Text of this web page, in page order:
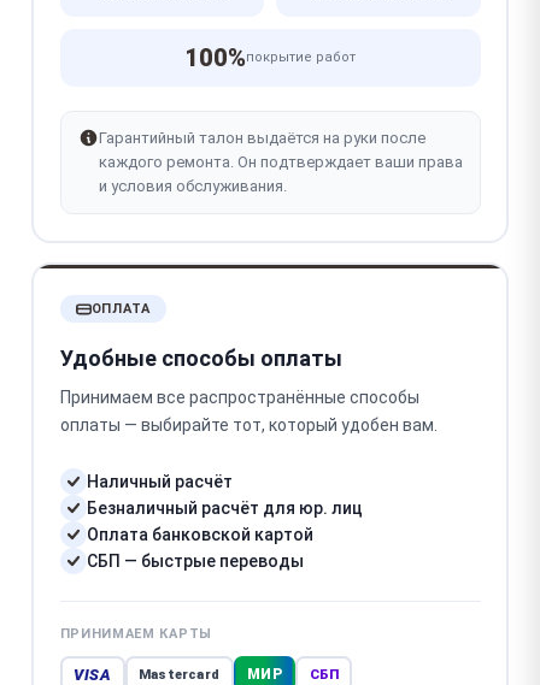
100%покрытие работ
Гарантийный талон выдаётся на руки после
каждого ремонта. Он подтверждает ваши права
и условия обслуживания.
ОПЛАТА
Удобные способы оплаты
Принимаем все распространённые способы
оплаты — выбирайте тот, который удобен вам.
Наличный расчёт
Безналичный расчёт для юр. лиц
Оплата банковской картой
СБП — быстрые переводы
ПРИНИМАЕМ КАРТЫ
VISA Mastercard МИР СБП